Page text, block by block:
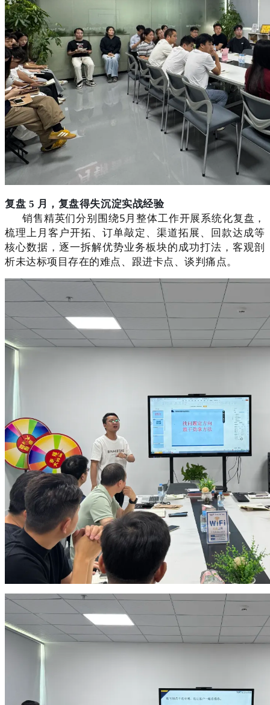
复盘 5 月，复盘得失沉淀实战经验
销售精英们分别围绕5月整体工作开展系统化复盘，
梳理上月客户开拓、订单敲定、渠道拓展、回款达成等
核心数据，逐一拆解优势业务板块的成功打法，客观剖
析未达标项目存在的难点、跟进卡点、谈判痛点。